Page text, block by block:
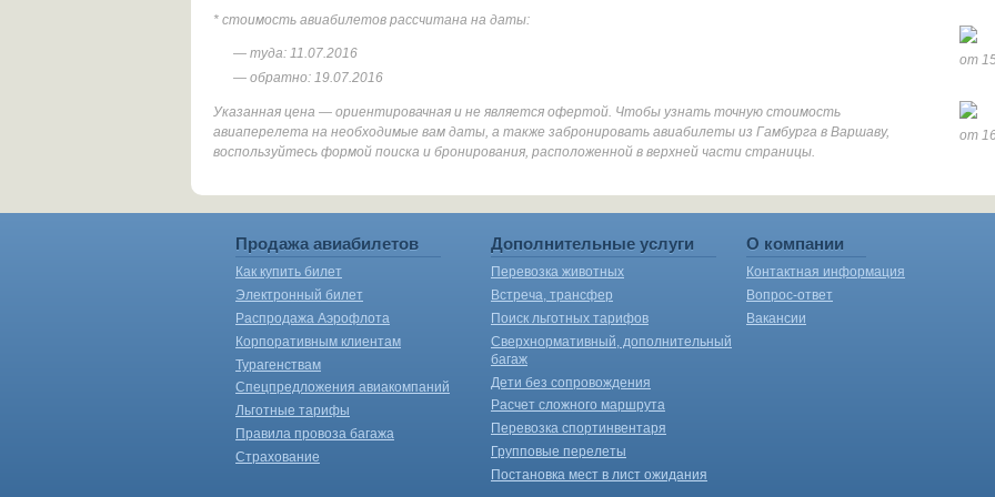
* стоимость авиабилетов рассчитана на даты:
— туда: 11.07.2016
— обратно: 19.07.2016
Указанная цена — ориентировачная и не является офертой. Чтобы узнать точную стоимость
авиаперелета на необходимые вам даты, а также забронировать авиабилеты из Гамбурга в Варшаву,
воспользуйтесь формой поиска и бронирования, расположенной в верхней части страницы.
от
от
Продажа авиабилетов
Как купить билет
Электронный билет
Распродажа Аэрофлота
Корпоративным клиентам
Турагенствам
Спецпредложения авиакомпаний
Льготные тарифы
Правила провоза багажа
Страхование
Дополнительные услуги
Перевозка животных
Встреча, трансфер
Поиск льготных тарифов
Сверхнормативный, дополнительный
багаж
Дети без сопровождения
Расчет сложного маршрута
Перевозка спортинвентаря
Групповые перелеты
Постановка мест в лист ожидания
О компании
Контактная информация
Вопрос-ответ
Вакансии